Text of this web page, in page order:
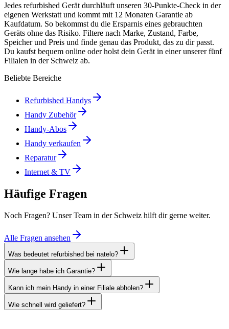
Jedes refurbished Gerät durchläuft unseren 30-Punkte-Check in der
eigenen Werkstatt und kommt mit 12 Monaten Garantie ab
Kaufdatum. So bekommst du die Ersparnis eines gebrauchten
Geräts ohne das Risiko. Filtere nach Marke, Zustand, Farbe,
Speicher und Preis und finde genau das Produkt, das zu dir passt.
Du kaufst bequem online oder holst dein Gerät in einer unserer fünf
Filialen in der Schweiz ab.
Beliebte Bereiche
Refurbished Handys
Handy Zubehör
Handy-Abos
Handy verkaufen
Reparatur
Internet & TV
Häufige Fragen
Noch Fragen? Unser Team in der Schweiz hilft dir gerne weiter.
Alle Fragen ansehen
Was bedeutet refurbished bei natelo?
Wie lange habe ich Garantie?
Kann ich mein Handy in einer Filiale abholen?
Wie schnell wird geliefert?